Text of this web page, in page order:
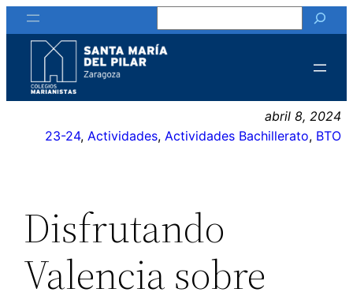
Saltar
al
contenido
abril 8, 2024
23-24, Actividades, Actividades Bachillerato, BTO
Disfrutando
Valencia sobre